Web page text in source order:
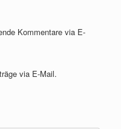
Kommentare via E-
via E-Mail.